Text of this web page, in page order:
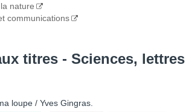
nature
communications
titres - Sciences, lettres
loupe / Yves Gingras.